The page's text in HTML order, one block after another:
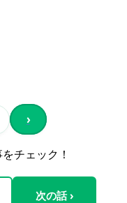
›
チェック！
次の話 ›